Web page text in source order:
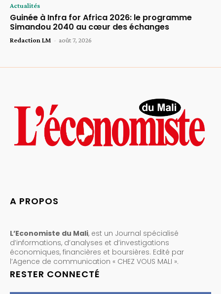
Actualités
Guinée à Infra for Africa 2026: le programme
Simandou 2040 au cœur des échanges
Redaction LM - août 7, 2026
A PROPOS
L’Economiste du Mali, est un Journal spécialisé
d’informations, d’analyses et d’investigations
économiques, financières et boursières. Edité par
l’Agence de communication « CHEZ VOUS MALI ».
RESTER CONNECTÉ